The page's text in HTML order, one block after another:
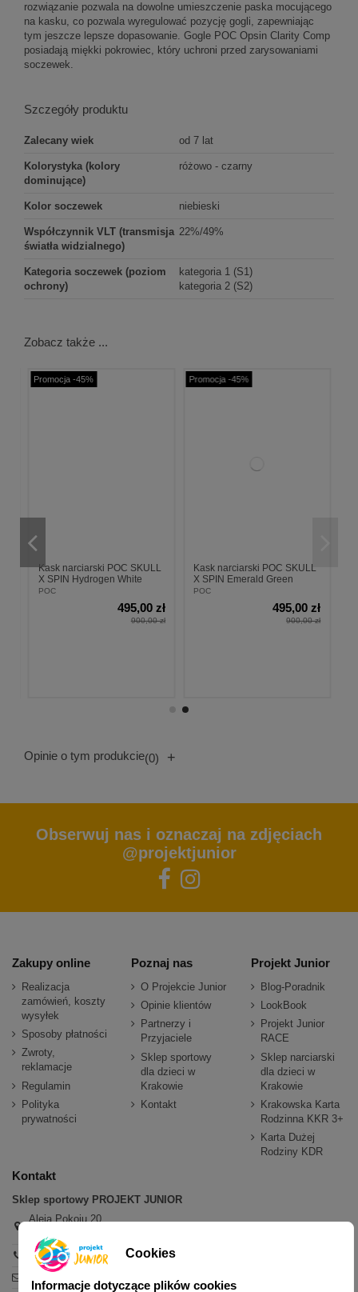
rozwiązanie pozwala na dowolne umieszczenie paska mocującego
na kasku, co pozwala wyregulować pozycję gogli, zapewniając
tym jeszcze lepsze dopasowanie. Gogle POC Opsin Clarity Comp
posiadają miękki pokrowiec, który uchroni przed zarysowaniami
soczewek.
Szczegóły produktu
Zalecany wiek od 7 lat
Kolorystyka (kolory
dominujące)
różowo - czarny
Kolor soczewek niebieski
Współczynnik VLT (transmisja
światła widzialnego)
22%/49%
Kategoria soczewek (poziom
ochrony)
kategoria 1 (S1)
kategoria 2 (S2)
Zobacz także ...
Promocja -45%
Kask narciarski POC SKULL
X SPIN Hydrogen White
POC
495,00 zł
900,00 zł
Promocja -45%
Kask narciarski POC SKULL
X SPIN Emerald Green
POC
495,00 zł
900,00 zł
Opinie o tym produkcie(0) +
Obserwuj nas i oznaczaj na zdjęciach
@projektjunior
Zakupy online
Realizacja
zamówień, koszty
wysyłek
Sposoby płatności
Zwroty,
reklamacje
Regulamin
Polityka
prywatności
Poznaj nas
O Projekcie Junior
Opinie klientów
Partnerzy i
Przyjaciele
Sklep sportowy
dla dzieci w
Krakowie
Kontakt
Projekt Junior
Blog-Poradnik
LookBook
Projekt Junior
RACE
Sklep narciarski
dla dzieci w
Krakowie
Krakowska Karta
Rodzinna KKR 3+
Karta Dużej
Rodziny KDR
Kontakt
Sklep sportowy PROJEKT JUNIOR
Aleja Pokoju 20,
+48 600 779 897
Cookies
Informacje dotyczące plików cookies